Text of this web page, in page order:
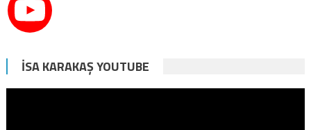
İSA KARAKAŞ YOUTUBE